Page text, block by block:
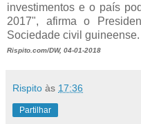
investimentos e o país
2017", afirma o
Sociedade civil guineense.
Rispito.com/DW, 04-01-2018
Rispito às 17:36
Partilhar